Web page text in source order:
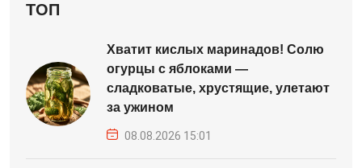
ТОП
Хватит кислых маринадов! Солю
огурцы с яблоками —
сладковатые, хрустящие, улетают
за ужином
08.08.2026 15:01